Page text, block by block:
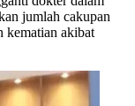
jumlah cakupan
kematian akibat